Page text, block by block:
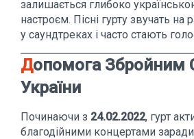
залишається глибоко
настроєм. Пісні гурту звучать на
у саундтреках і часто стають
Допомога Збройним Силам
України
Починаючи з 24.02.2022, гурт
благодійними концертами